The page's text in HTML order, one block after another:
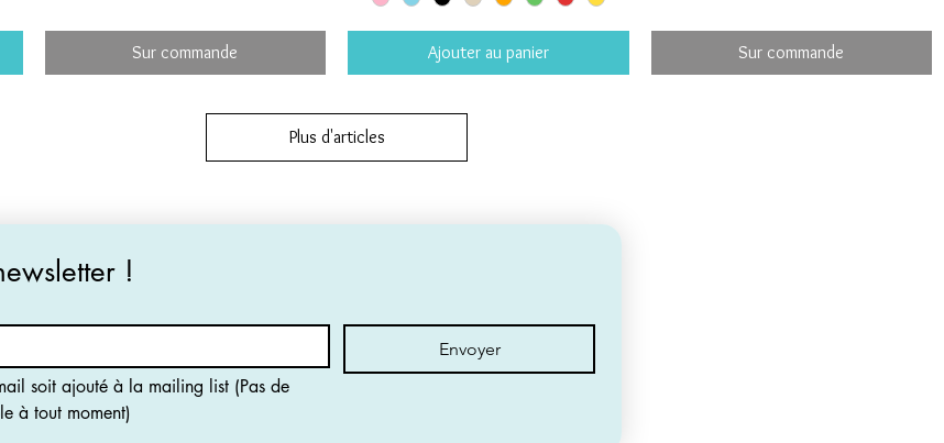
Sur commande Ajouter au panier Sur commande
Plus d'articles
!
Envoyer
soit ajouté à la mailing list (Pas de
à tout moment)